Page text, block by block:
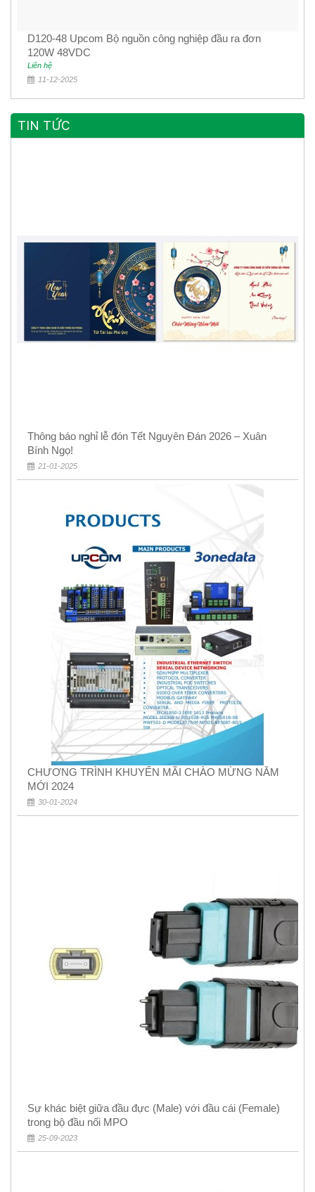
D120-48 Upcom Bộ nguồn công nghiệp đầu ra đơn
120W 48VDC
Liên hệ
11-12-2025
TIN TỨC
Thông báo nghỉ lễ đón Tết Nguyên Đán 2026 – Xuân
Bính Ngọ!
21-01-2025
CHƯƠNG TRÌNH KHUYẾN MÃI CHÀO MỪNG NĂM
MỚI 2024
30-01-2024
Sự khác biệt giữa đầu đực (Male) với đầu cái (Female)
trong bộ đầu nối MPO
25-09-2023